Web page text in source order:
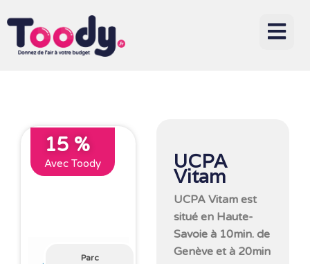
15 %
Avec Toody
Parc
UCPA
Vitam
UCPA Vitam est
situé en Haute-
Savoie à 10min. de
Genève et à 20min